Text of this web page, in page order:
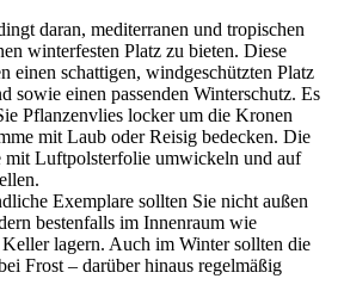
daran, mediterranen und tropischen
winterfesten Platz zu bieten. Diese
einen schattigen, windgeschützten Platz
sowie einen passenden Winterschutz. Es
Pflanzenvlies locker um die Kronen
mit Laub oder Reisig bedecken. Die
mit Luftpolsterfolie umwickeln und auf
Exemplare sollten Sie nicht außen
bestenfalls im Innenraum wie
lagern. Auch im Winter sollten die
Frost – darüber hinaus regelmäßig